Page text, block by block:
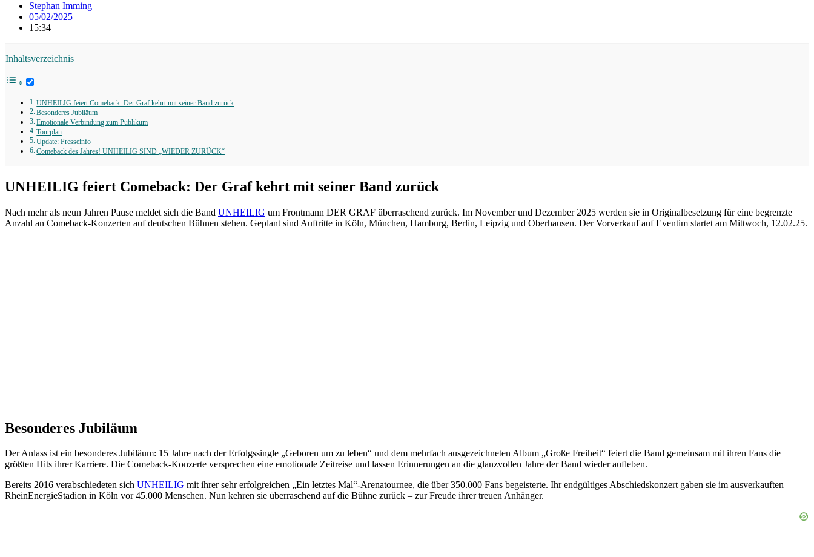
Stephan Imming
05/02/2025
15:34
Inhaltsverzeichnis
UNHEILIG feiert Comeback: Der Graf kehrt mit seiner Band zurück
Besonderes Jubiläum
Emotionale Verbindung zum Publikum
Tourplan
Update: Presseinfo
Comeback des Jahres! UNHEILIG SIND „WIEDER ZURÜCK“
UNHEILIG feiert Comeback: Der Graf kehrt mit seiner Band zurück
Nach mehr als neun Jahren Pause meldet sich die Band UNHEILIG um Frontmann DER GRAF überraschend zurück. Im November und Dezember 2025 werden sie in Originalbesetzung für eine begrenzte
Anzahl an Comeback-Konzerten auf deutschen Bühnen stehen. Geplant sind Auftritte in Köln, München, Hamburg, Berlin, Leipzig und Oberhausen. Der Vorverkauf auf Eventim startet am Mittwoch, 12.02.25.
Besonderes Jubiläum
Der Anlass ist ein besonderes Jubiläum: 15 Jahre nach der Erfolgssingle „Geboren um zu leben“ und dem mehrfach ausgezeichneten Album „Große Freiheit“ feiert die Band gemeinsam mit ihren Fans die
größten Hits ihrer Karriere. Die Comeback-Konzerte versprechen eine emotionale Zeitreise und lassen Erinnerungen an die glanzvollen Jahre der Band wieder aufleben.
Bereits 2016 verabschiedeten sich UNHEILIG mit ihrer sehr erfolgreichen „Ein letztes Mal“-Arenatournee, die über 350.000 Fans begeisterte. Ihr endgültiges Abschiedskonzert gaben sie im ausverkauften
RheinEnergieStadion in Köln vor 45.000 Menschen. Nun kehren sie überraschend auf die Bühne zurück – zur Freude ihrer treuen Anhänger.